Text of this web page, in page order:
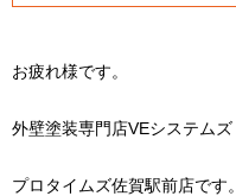
お疲れ様です。
外壁塗装専門店VEシステムズ
プロタイムズ佐賀駅前店です。